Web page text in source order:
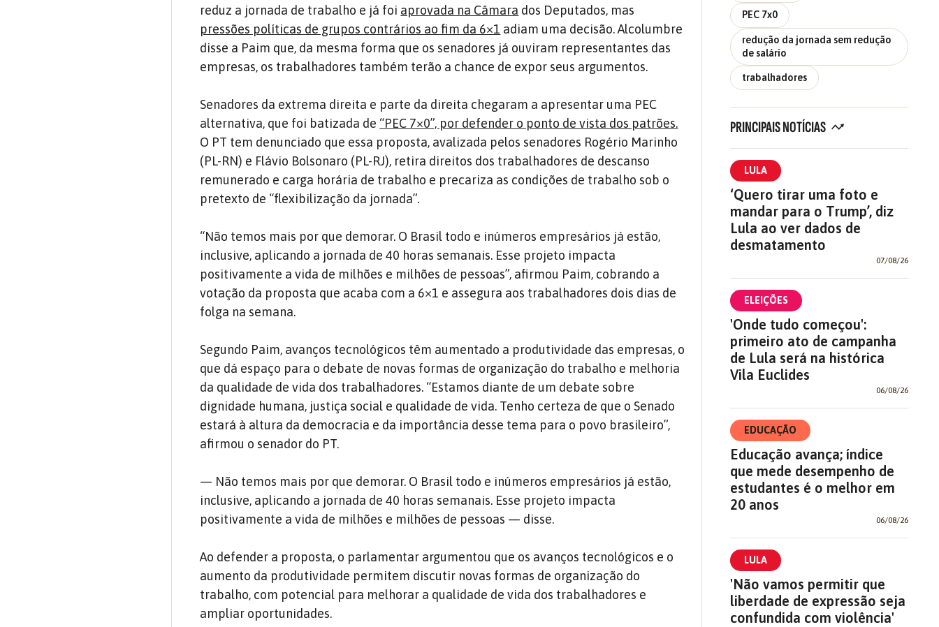
reduz a jornada de trabalho e já foi aprovada na Câmara dos Deputados, mas
pressões políticas de grupos contrários ao fim da 6×1 adiam uma decisão. Alcolumbre
disse a Paim que, da mesma forma que os senadores já ouviram representantes das
empresas, os trabalhadores também terão a chance de expor seus argumentos.
Senadores da extrema direita e parte da direita chegaram a apresentar uma PEC
alternativa, que foi batizada de “PEC 7×0”, por defender o ponto de vista dos patrões.
O PT tem denunciado que essa proposta, avalizada pelos senadores Rogério Marinho
(PL-RN) e Flávio Bolsonaro (PL-RJ), retira direitos dos trabalhadores de descanso
remunerado e carga horária de trabalho e precariza as condições de trabalho sob o
pretexto de “flexibilização da jornada”.
“Não temos mais por que demorar. O Brasil todo e inúmeros empresários já estão,
inclusive, aplicando a jornada de 40 horas semanais. Esse projeto impacta
positivamente a vida de milhões e milhões de pessoas”, afirmou Paim, cobrando a
votação da proposta que acaba com a 6×1 e assegura aos trabalhadores dois dias de
folga na semana.
Segundo Paim, avanços tecnológicos têm aumentado a produtividade das empresas, o
que dá espaço para o debate de novas formas de organização do trabalho e melhoria
da qualidade de vida dos trabalhadores. “Estamos diante de um debate sobre
dignidade humana, justiça social e qualidade de vida. Tenho certeza de que o Senado
estará à altura da democracia e da importância desse tema para o povo brasileiro”,
afirmou o senador do PT.
— Não temos mais por que demorar. O Brasil todo e inúmeros empresários já estão,
inclusive, aplicando a jornada de 40 horas semanais. Esse projeto impacta
positivamente a vida de milhões e milhões de pessoas — disse.
Ao defender a proposta, o parlamentar argumentou que os avanços tecnológicos e o
aumento da produtividade permitem discutir novas formas de organização do
trabalho, com potencial para melhorar a qualidade de vida dos trabalhadores e
ampliar oportunidades.
PEC 7x0
redução da jornada sem redução
de salário
trabalhadores
PRINCIPAIS NOTÍCIAS
LULA
‘Quero tirar uma foto e
mandar para o Trump’, diz
Lula ao ver dados de
desmatamento
07/08/26
ELEIÇÕES
'Onde tudo começou':
primeiro ato de campanha
de Lula será na histórica
Vila Euclides
06/08/26
EDUCAÇÃO
Educação avança; índice
que mede desempenho de
estudantes é o melhor em
20 anos
06/08/26
LULA
'Não vamos permitir que
liberdade de expressão seja
confundida com violência'